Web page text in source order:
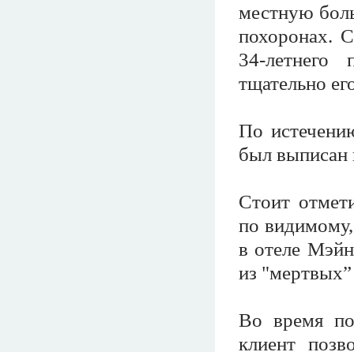
местную
похоронах.
34-летнего
тщательно
По
был выписан
Стоит
по
в отеле
из "мертвых”
Во время
клиент